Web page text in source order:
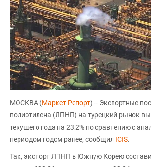
МОСКВА (Маркет Репорт) -- Экспортные
полиэтилена (ЛПНП) на турецкий рынок
текущего года на 23,2% по сравнению с
периодом годом ранее, сообщил ICIS.
Так, экспорт ЛПНП в Южную Корею